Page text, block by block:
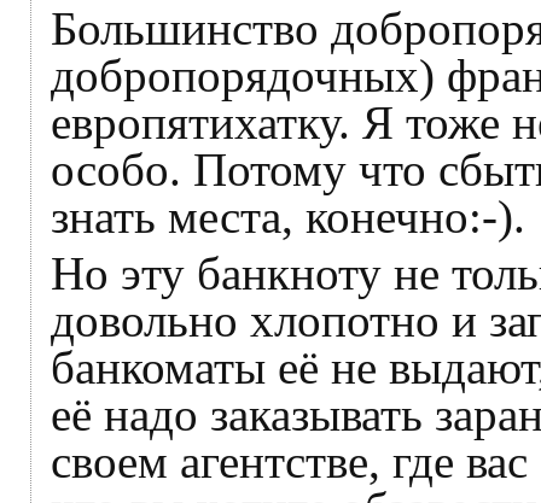
Большинство
добропорядочных)
европятихатку. Я тоже
особо. Потому что
знать места, конечно:-).
Но эту банкноту не
довольно хлопотно и
банкоматы её не
её надо заказывать
своем агентстве, где